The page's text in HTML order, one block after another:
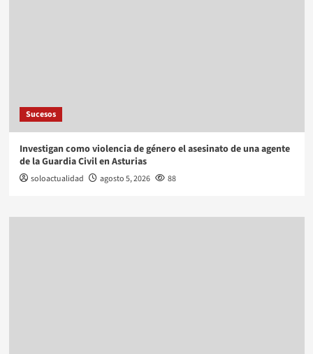
Sucesos
Investigan como violencia de género el asesinato de una agente
de la Guardia Civil en Asturias
soloactualidad agosto 5, 2026 88